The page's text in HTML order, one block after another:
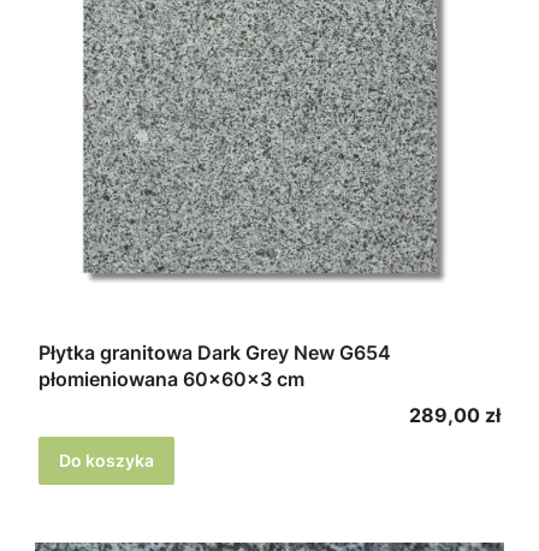
Płytka granitowa Dark Grey New G654
płomieniowana 60x60x3 cm
Cena
289,00 zł
Do koszyka